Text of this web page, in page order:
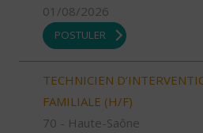
01/08/2026
POSTULER
TECHNICIEN
FAMILIALE (H/F)
70 - Haute-Saône